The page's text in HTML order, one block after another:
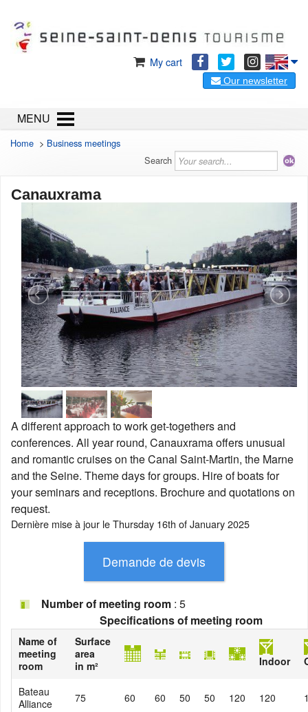
My cart
Our newsletter
MENU
Home > Business meetings
Search
Canauxrama
A different approach to work get-togethers and
conferences. All year round, Canauxrama offers unusual
and romantic cruises on the Canal Saint-Martin, the Marne
and the Seine. Theme days for groups. Hire of boats for
your seminars and receptions. Brochure and quotations on
request.
Dernière mise à jour leThursday 16th of January 2025
Number of meeting room : 5
Specifications of meeting room
Name of
meeting
room
Surface
area
in m²
Indoor
Bateau
Alliance
75 60 60 50 50 120 120